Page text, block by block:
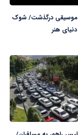
موسیقی درگذشت/ شوک
هنر